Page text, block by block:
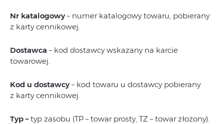
Nr katalogowy – numer katalogowy towaru, pobierany
z karty cennikowej.
Dostawca – kod dostawcy wskazany na karcie
towarowej.
Kod u dostawcy – kod towaru u dostawcy pobierany
z karty cennikowej.
Typ – typ zasobu (TP – towar prosty, TZ – towar złożony).